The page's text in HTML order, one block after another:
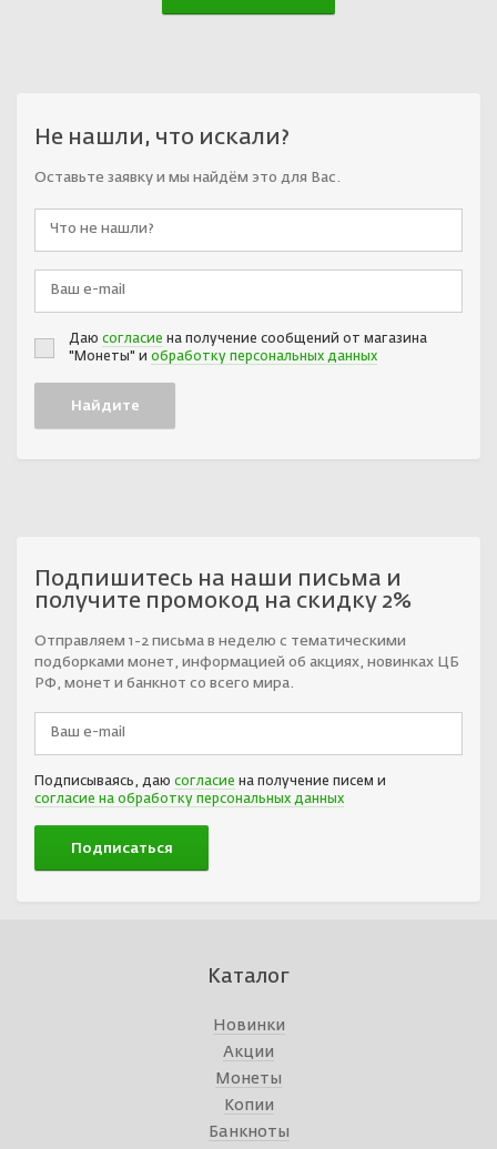
Не нашли, что искали?
Оставьте заявку и мы найдём это для Вас.
Даю согласие на получение сообщений от магазина
"Монеты" и обработку персональных данных
Подпишитесь на наши письма и
получите промокод на скидку 2%
Отправляем 1-2 письма в неделю с тематическими
подборками монет, информацией об акциях, новинках ЦБ
РФ, монет и банкнот со всего мира.
Подписываясь, даю согласие на получение писем и
согласие на обработку персональных данных
Каталог
Новинки
Акции
Монеты
Копии
Банкноты